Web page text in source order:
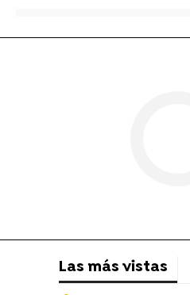
Las más vistas